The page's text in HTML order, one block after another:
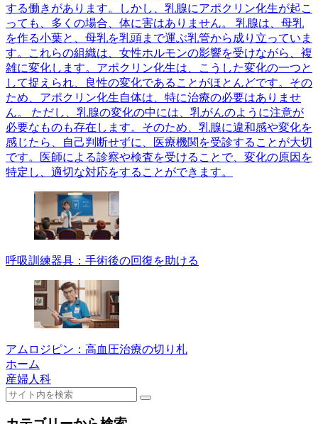
する働きがあります。しかし、乳腺にアポクリン化生が起こ
っても、多くの場合、体に害はありません。 乳腺は、母乳
を作る小葉と、母乳を乳頭まで運ぶ乳管から成り立っていま
す。これらの組織は、女性ホルモンの影響を受けながら、複
雑に変化します。アポクリン化生は、こうした変化の一つと
して捉えられ、良性の変化であることがほとんどです。その
ため、アポクリン化生自体は、特に治療の必要はありませ
ん。 ただし、乳腺の変化の中には、乳がんのように注意が
必要なものも存在します。そのため、乳腺に違和感や変化を
感じたら、自己判断せずに、医療機関を受診することが大切
です。医師による診察や検査を受けることで、変化の原因を
特定し、適切な対応をすることができます。
呼吸訓練器具：手術後の回復を助ける
アムロジピン：高血圧治療の切り札
ホーム
産婦人科